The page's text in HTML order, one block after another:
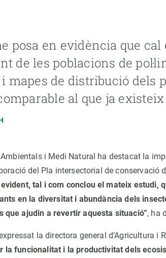
posa en evidència que
de les poblacions de
mapes de distribució dels
al que ja
i Medi Natural ha destacat la
del Pla intersectorial de conservació
evident, tal i com conclou el mateix estudi,
en la diversitat i abundància dels
que ajudin a revertir aquesta situació”, ha
la directora general d’Agricultura i
la funcionalitat i la productivitat dels